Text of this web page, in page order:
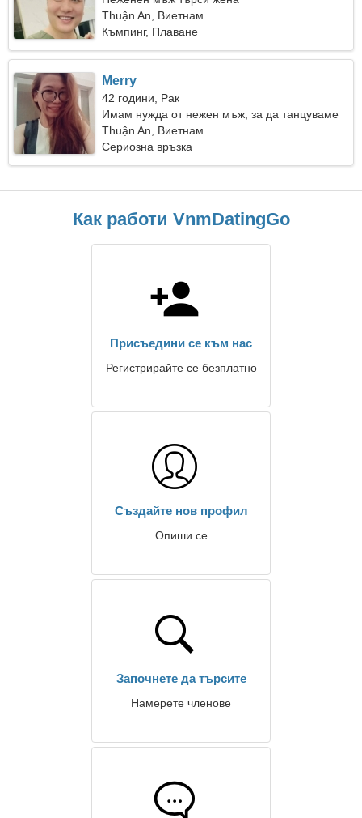
Thuận An, Виетнам
Къмпинг, Плаване
Merry
42 години, Рак
Имам нужда от нежен мъж, за да танцуваме
заедно
Thuận An, Виетнам
Сериозна връзка
Как работи VnmDatingGo
Присъедини се към нас
Регистрирайте се безплатно
Създайте нов профил
Опиши се
Започнете да търсите
Намерете членове